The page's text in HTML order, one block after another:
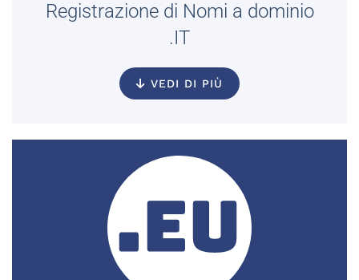
Registrazione di Nomi a dominio
.IT
VEDI DI PIÙ